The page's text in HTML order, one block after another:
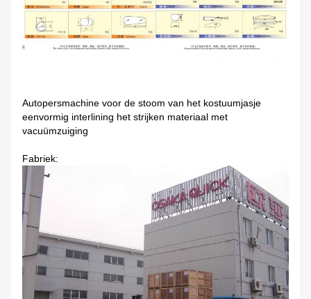
Autopersmachine voor de stoom van het kostuumjasje
eenvormig interlining het strijken materiaal met
vacuümzuiging
Fabriek: